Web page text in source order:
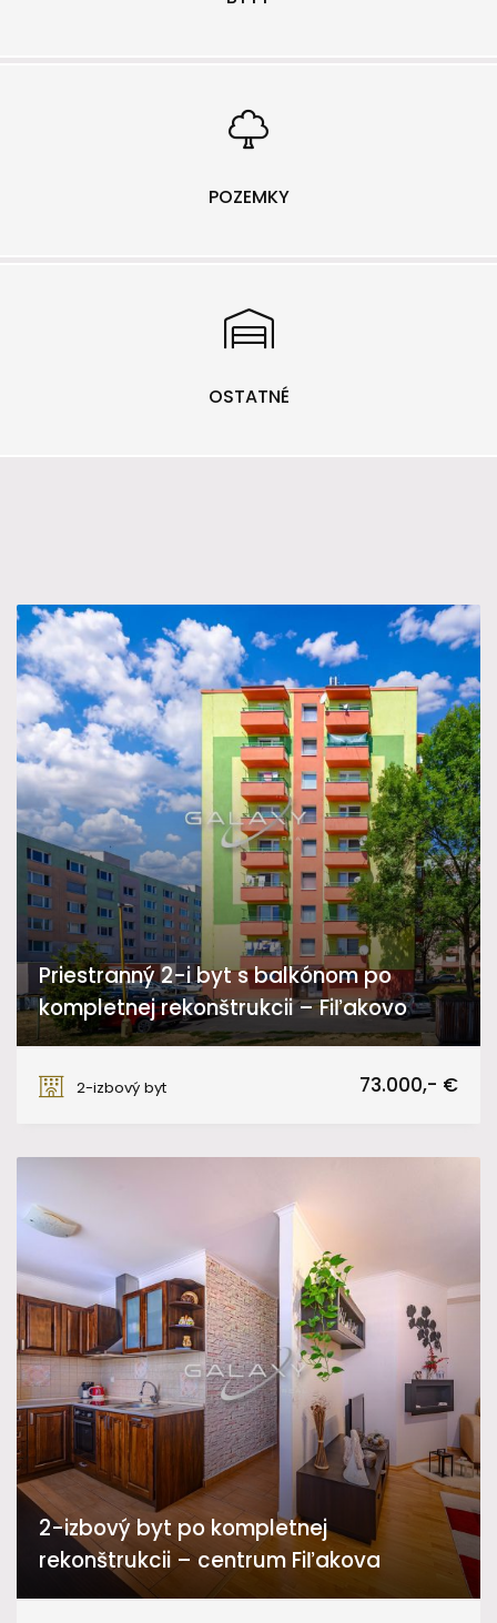
POZEMKY
OSTATNÉ
Priestranný 2-i byt s balkónom po
kompletnej rekonštrukcii – Fiľakovo
2-izbový byt
73.000,- €
2-izbový byt po kompletnej
rekonštrukcii – centrum Fiľakova